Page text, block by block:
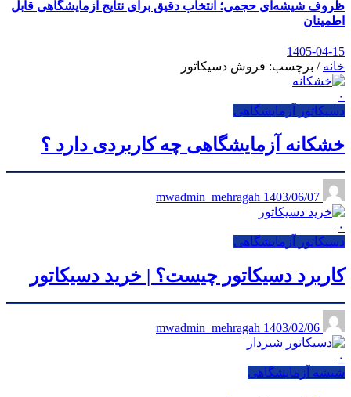
ظروف شیشه‌ای حجمی؛ انتخاب دقیق برای نتایج آزمایشگاهی قابل
اطمینان
1405-04-15
خانه / برچسب: فروش دسیکاتور
۰
دسیکاتور آزمایشگاهی
خشکانه آزمایشگاهی چه کاربردی دارد ؟
1403/06/07
۰
دسیکاتور آزمایشگاهی
کاربرد دسیکاتور چیست؟ | خرید دسیکاتور
1403/02/06
۰
شیشه آزمایشگاهی